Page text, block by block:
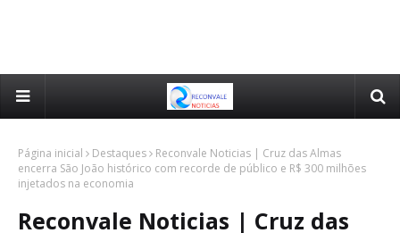
Página inicial Destaques
Reconvale Noticias | Cruz das Almas
encerra São João histórico com recorde de público e R$ 300 milhões
injetados na economia
Reconvale Noticias | Cruz das